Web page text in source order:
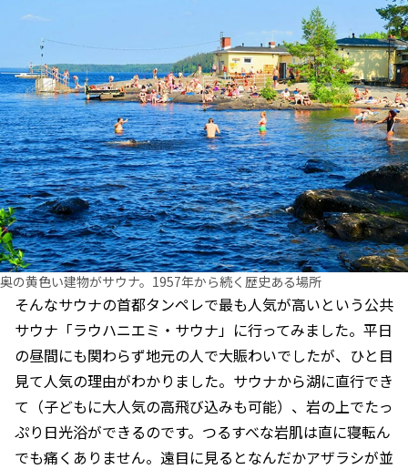
奥の黄色い建物がサウナ。1957年から続く歴史ある場所
そんなサウナの首都タンペレで最も人気が高いという公共
サウナ「ラウハニエミ・サウナ」に行ってみました。平日
の昼間にも関わらず地元の人で大賑わいでしたが、ひと目
見て人気の理由がわかりました。サウナから湖に直行でき
て（子どもに大人気の高飛び込みも可能）、岩の上でたっ
ぷり日光浴ができるのです。つるすべな岩肌は直に寝転ん
でも痛くありません。遠目に見るとなんだかアザラシが並